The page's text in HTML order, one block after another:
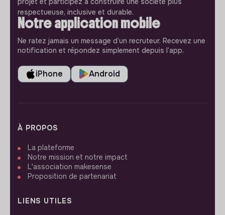
respectueuse, inclusive et durable.
Notre application mobile
Ne ratez jamais un message d’un recruteur. Recevez une
notification et répondez simplement depuis l’app.
iPhone Android
À PROPOS
La plateforme
Notre mission et notre impact
L'association makesense
Proposition de partenariat
LIENS UTILES